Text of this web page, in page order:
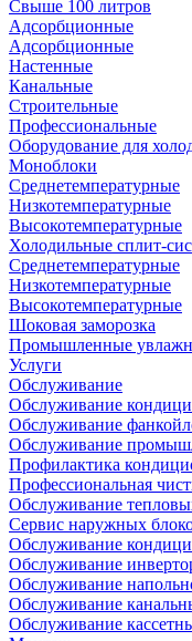
Свыше 100 литров
Адсорбционные
Адсорбционные
Настенные
Канальные
Строительные
Профессиональные
Оборудование для
Моноблоки
Среднетемпературные
Низкотемпературные
Высокотемпературные
Холодильные сплит-
Среднетемпературные
Низкотемпературные
Высокотемпературные
Шоковая заморозка
Промышленные
Услуги
Обслуживание
Обслуживание
Обслуживание
Обслуживание
Профилактика
Профессиональная
Обслуживание
Сервис наружных
Обслуживание
Обслуживание
Обслуживание
Обслуживание
Обслуживание